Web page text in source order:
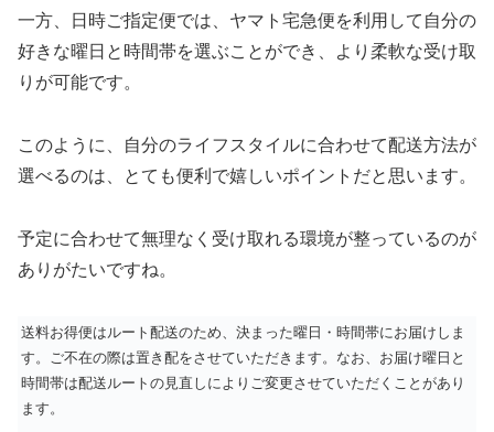
一方、日時ご指定便では、ヤマト宅急便を利用して自分の
好きな曜日と時間帯を選ぶことができ、より柔軟な受け取
りが可能です。
このように、自分のライフスタイルに合わせて配送方法が
選べるのは、とても便利で嬉しいポイントだと思います。
予定に合わせて無理なく受け取れる環境が整っているのが
ありがたいですね。
送料お得便はルート配送のため、決まった曜日・時間帯にお届けしま
す。ご不在の際は置き配をさせていただきます。なお、お届け曜日と
時間帯は配送ルートの見直しによりご変更させていただくことがあり
ます。